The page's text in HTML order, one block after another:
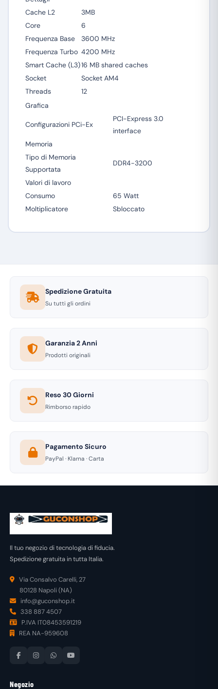
Cache L2
3MB
Core
6
Frequenza Base
3600 MHz
Frequenza Turbo 4200 MHz
Smart Cache (L3)16 MB shared caches
Socket
Socket AM4
Threads
12
Grafica
Configurazioni PCi-Ex
PCI-Express 3.0
interface
Memoria
Tipo di Memoria
Supportata
DDR4-3200
Valori di lavoro
Consumo
65 Watt
Moltiplicatore
Sbloccato
Spedizione Gratuita
Su tutti gli ordini
Garanzia 2 Anni
Prodotti originali
Reso 30 Giorni
Rimborso rapido
Pagamento Sicuro
PayPal · Klarna · Carta
Il tuo negozio di tecnologia di fiducia.
Spedizione gratuita in tutta Italia.
Via Consalvo Carelli, 27
80128 Napoli (NA)
info@guconshop.it
338 887 4507
P.IVA IT08453591219
REA NA-959608
Negozio